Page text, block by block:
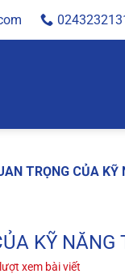
TRỌNG CỦA KỸ
KỸ
xem bài viết